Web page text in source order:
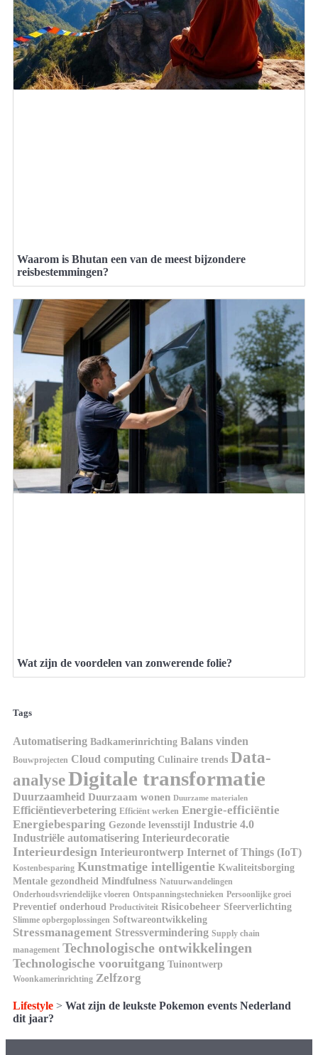
Waarom is Bhutan een van de meest bijzondere
reisbestemmingen?
Wat zijn de voordelen van zonwerende folie?
Tags
Automatisering Badkamerinrichting Balans vinden
Bouwprojecten Cloud computing Culinaire trends Data-
analyseDigitale transformatie
Duurzaamheid Duurzaam wonen Duurzame materialen
Efficiëntieverbetering Efficiënt werken Energie-efficiëntie
Energiebesparing Gezonde levensstijl Industrie 4.0
Industriële automatisering Interieurdecoratie
Interieurdesign Interieurontwerp Internet of Things (IoT)
Kostenbesparing Kunstmatige intelligentie Kwaliteitsborging
Mentale gezondheid Mindfulness Natuurwandelingen
Onderhoudsvriendelijke vloeren Ontspanningstechnieken Persoonlijke groei
Preventief onderhoud Productiviteit Risicobeheer Sfeerverlichting
Slimme opbergoplossingen Softwareontwikkeling
Stressmanagement Stressvermindering Supply chain
management Technologische ontwikkelingen
Technologische vooruitgang Tuinontwerp
Woonkamerinrichting Zelfzorg
Lifestyle > Wat zijn de leukste Pokemon events Nederland
dit jaar?